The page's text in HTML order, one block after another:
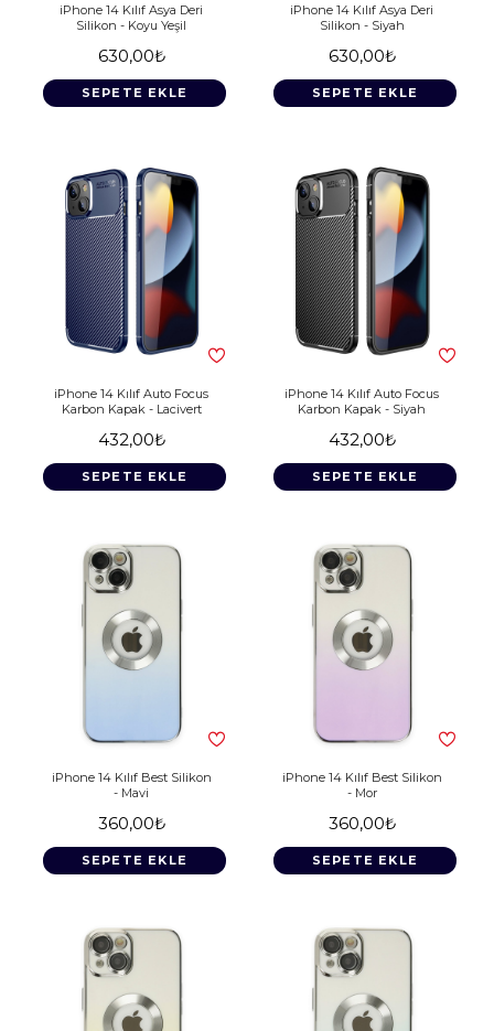
iPhone 14 Kılıf Asya Deri
Silikon - Koyu Yeşil
630,00₺
SEPETE EKLE
iPhone 14 Kılıf Asya Deri
Silikon - Siyah
630,00₺
SEPETE EKLE
iPhone 14 Kılıf Auto Focus
Karbon Kapak - Lacivert
432,00₺
SEPETE EKLE
iPhone 14 Kılıf Auto Focus
Karbon Kapak - Siyah
432,00₺
SEPETE EKLE
iPhone 14 Kılıf Best Silikon
- Mavi
360,00₺
SEPETE EKLE
iPhone 14 Kılıf Best Silikon
- Mor
360,00₺
SEPETE EKLE